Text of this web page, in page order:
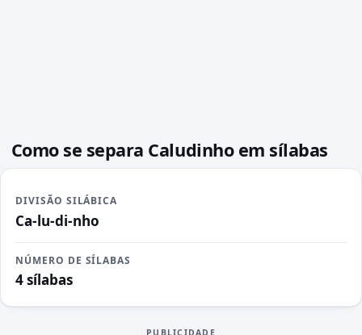
Como se separa Caludinho em sílabas
DIVISÃO SILÁBICA
Ca-lu-di-nho
NÚMERO DE SÍLABAS
4 sílabas